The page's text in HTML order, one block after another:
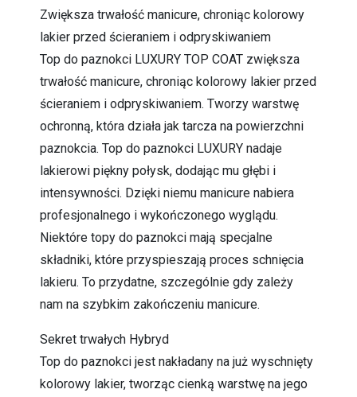
Zwiększa trwałość manicure, chroniąc kolorowy
lakier przed ścieraniem i odpryskiwaniem
Top do paznokci LUXURY TOP COAT zwiększa
trwałość manicure, chroniąc kolorowy lakier przed
ścieraniem i odpryskiwaniem. Tworzy warstwę
ochronną, która działa jak tarcza na powierzchni
paznokcia. Top do paznokci LUXURY nadaje
lakierowi piękny połysk, dodając mu głębi i
intensywności. Dzięki niemu manicure nabiera
profesjonalnego i wykończonego wyglądu.
Niektóre topy do paznokci mają specjalne
składniki, które przyspieszają proces schnięcia
lakieru. To przydatne, szczególnie gdy zależy
nam na szybkim zakończeniu manicure.
Sekret trwałych Hybryd
Top do paznokci jest nakładany na już wyschnięty
kolorowy lakier, tworząc cienką warstwę na jego